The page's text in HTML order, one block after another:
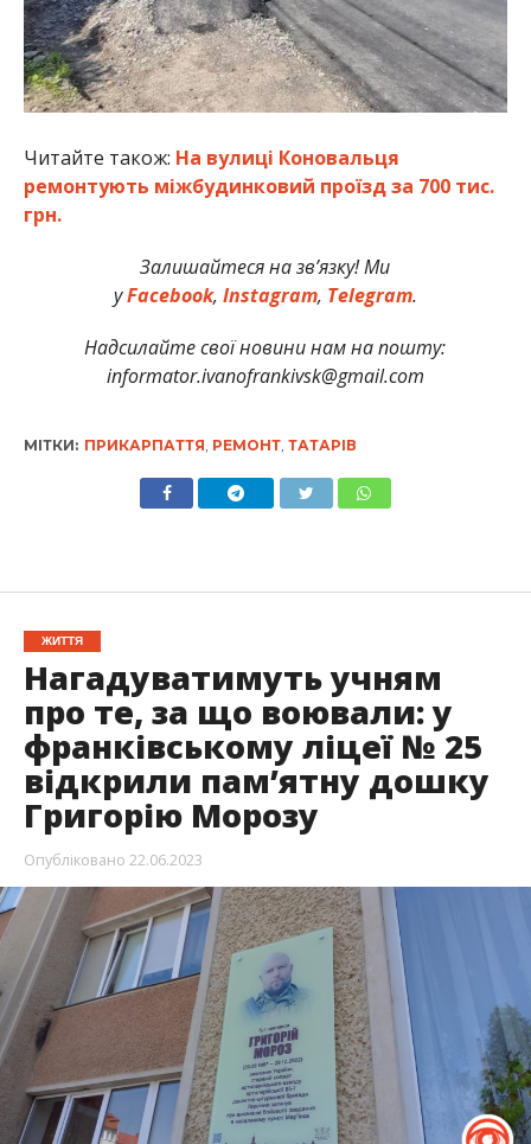
Читайте також: На вулиці Коновальця
ремонтують міжбудинковий проїзд за 700 тис.
грн.
Залишайтеся на зв’язку! Ми
уFacebook, Instagram, Telegram.
Надсилайте свої новини нам на пошту:
informator.ivanofrankivsk@gmail.com
МІТКИ: ПРИКАРПАТТЯ РЕМОНТ, ТАТАРІВ
ЖИТТЯ
Нагадуватимуть учням
про те, за що воювали: у
франківському ліцеї № 25
відкрили пам’ятну дошку
Григорію Морозу
Опубліковано 22.06.2023